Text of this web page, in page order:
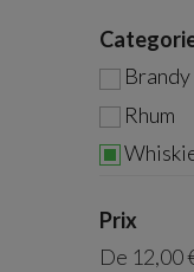
Brandy
Rhum
Prix
De 12,00